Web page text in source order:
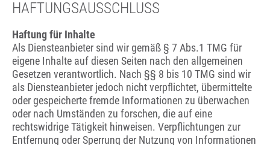
HAFTUNGSAUSSCHLUSS
Haftung für Inhalte
Als Diensteanbieter sind wir gemäß § 7 Abs.1 TMG für
eigene Inhalte auf diesen Seiten nach den allgemeinen
Gesetzen verantwortlich. Nach §§ 8 bis 10 TMG sind wir
als Diensteanbieter jedoch nicht verpflichtet, übermittelte
oder gespeicherte fremde Informationen zu überwachen
oder nach Umständen zu forschen, die auf eine
rechtswidrige Tätigkeit hinweisen. Verpflichtungen zur
Entfernung oder Sperrung der Nutzung von Informationen